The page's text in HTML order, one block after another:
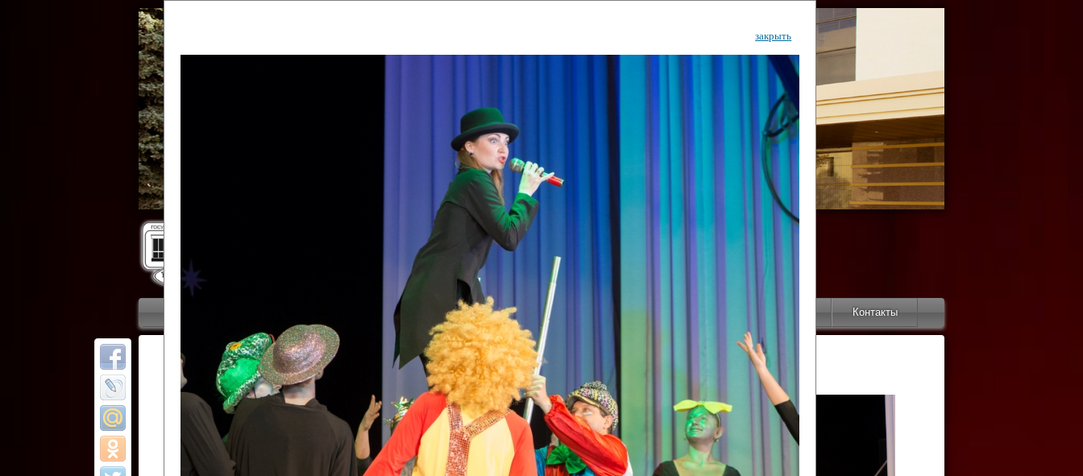
Государственный культурный центр
Дворец Республики
Новости Афиша Арт-монитор Контакты
ОТЧЕТЫ ГКЦ "ДВОРЕЦ РЕСПУБЛИКИ"
закрыть
Все отчеты
Финал Республиканского фестиваля
цирковых коллективов "Созвездие
Приднестровского цирка"